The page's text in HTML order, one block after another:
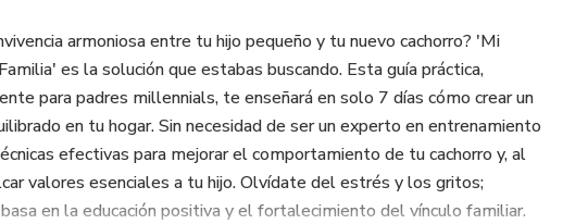
armoniosa entre tu hijo pequeño y tu nuevo cachorro? 'Mi
es la solución que estabas buscando. Esta guía práctica,
para padres millennials, te enseñará en solo 7 días cómo crear un
en tu hogar. Sin necesidad de ser un experto en entrenamiento
efectivas para mejorar el comportamiento de tu cachorro y, al
valores esenciales a tu hijo. Olvídate del estrés y los gritos;
en la educación positiva y el fortalecimiento del vínculo familiar.